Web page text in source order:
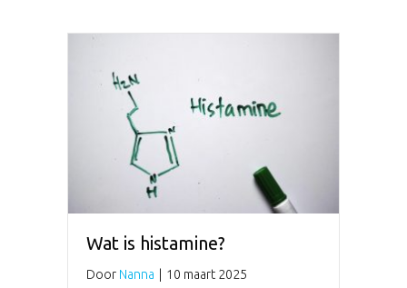
Wat is histamine?
Door Nanna
10 maart 2025